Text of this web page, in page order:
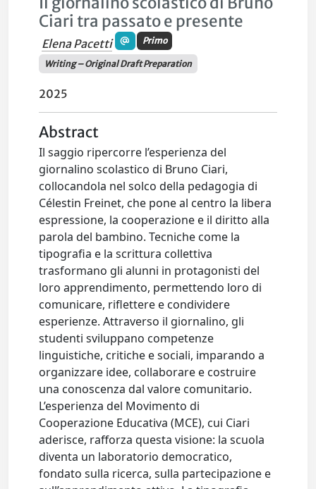
Ciari tra passato e presente
Elena Pacetti Primo
Writing – Original Draft Preparation
2025
Abstract
Il saggio ripercorre l’esperienza del
giornalino scolastico di Bruno Ciari,
collocandola nel solco della pedagogia di
Célestin Freinet, che pone al centro la libera
espressione, la cooperazione e il diritto alla
parola del bambino. Tecniche come la
tipografia e la scrittura collettiva
trasformano gli alunni in protagonisti del
loro apprendimento, permettendo loro di
comunicare, riflettere e condividere
esperienze. Attraverso il giornalino, gli
studenti sviluppano competenze
linguistiche, critiche e sociali, imparando a
organizzare idee, collaborare e costruire
una conoscenza dal valore comunitario.
L’esperienza del Movimento di
Cooperazione Educativa (MCE), cui Ciari
aderisce, rafforza questa visione: la scuola
diventa un laboratorio democratico,
fondato sulla ricerca, sulla partecipazione e